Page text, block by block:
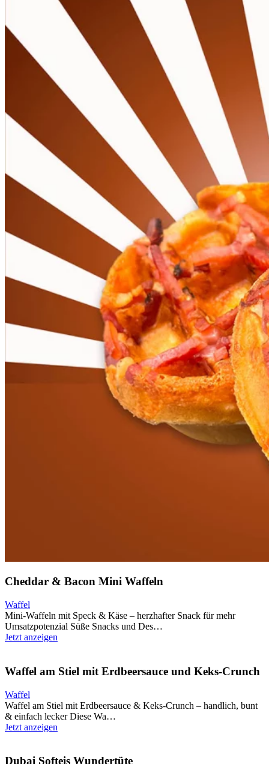
Cheddar & Bacon Mini Waffeln
Waffel
Mini-Waffeln mit Speck & Käse – herzhafter Snack für mehr
Umsatzpotenzial Süße Snacks und Des…
Jetzt anzeigen
Waffel am Stiel mit Erdbeersauce und Keks-Crunch
Waffel
Waffel am Stiel mit Erdbeersauce & Keks-Crunch – handlich, bunt
& einfach lecker Diese Wa…
Jetzt anzeigen
Dubai Softeis Wundertüte